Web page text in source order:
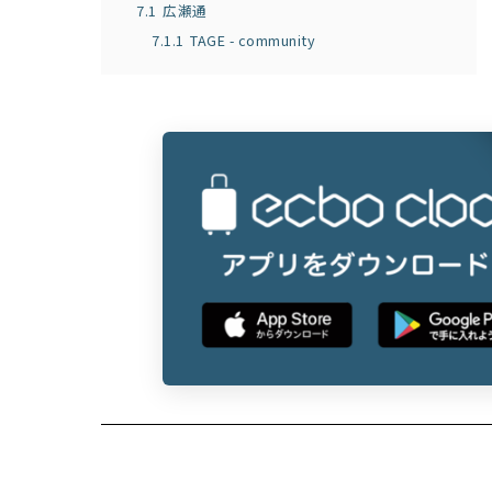
7.1 広瀬通
7.1.1 TAGE - community